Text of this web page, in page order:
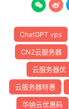
 
ChatGPT vps
CN2云服务器
云服务器优
云服务器特惠
华纳云优惠码